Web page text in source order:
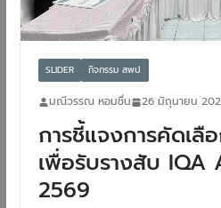
SLIDER กิจกรรม สพป.
มณีวรรณ หอมชื่น 26 มิถุนายน
การชี้แจงการคัดเลื
เพื่อรับรางสับ IQA
2569